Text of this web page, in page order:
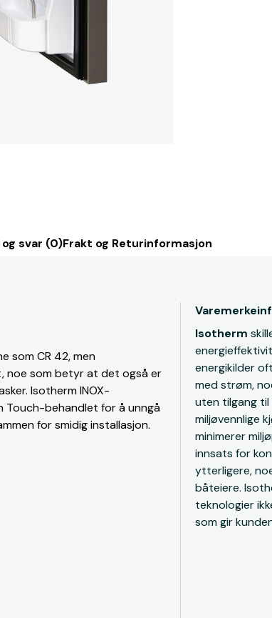
svar (0)Frakt og Returinformasjon
som CR 42, men
noe som betyr at det også er
Isotherm INOX-
Touch-behandlet for å unngå
for smidig installasjon.
Isotherm
energikilder
med strøm,
uten tilgang til
miljøvennlige
minimerer
innsats for
ytterligere,
båteiere.
teknologier
som gir